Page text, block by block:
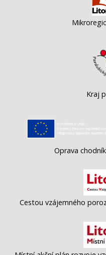
Kraj
Oprava
Cestou vzájemného